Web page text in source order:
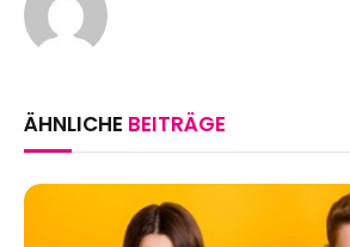
ÄHNLICHE BEITRÄGE